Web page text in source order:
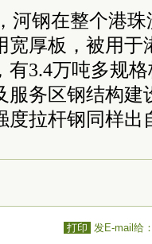
河钢在整个港
宽厚板，被用于
有3.4万吨多规
服务区钢结构建
度拉杆钢同样出
打印 发E-mail给